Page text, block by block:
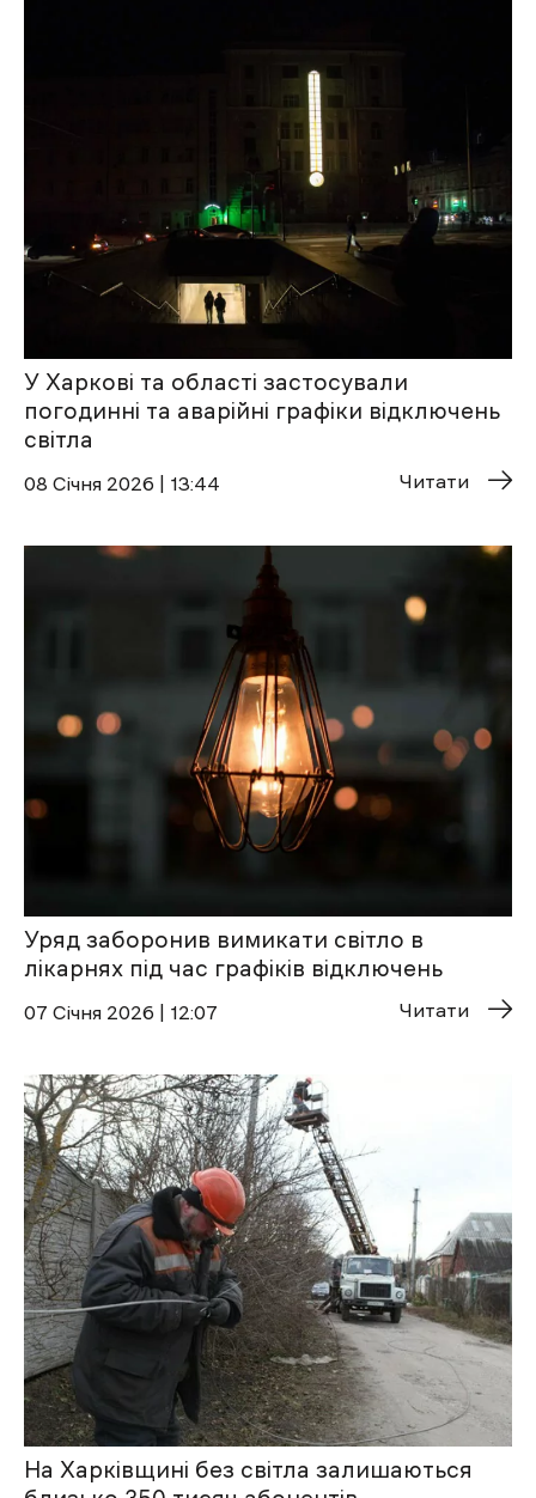
У Харкові та області застосували
погодинні та аварійні графіки відключень
світла
08 Січня 2026 | 13:44 Читати
Уряд заборонив вимикати світло в
лікарнях під час графіків відключень
07 Січня 2026 | 12:07 Читати
На Харківщині без світла залишаються